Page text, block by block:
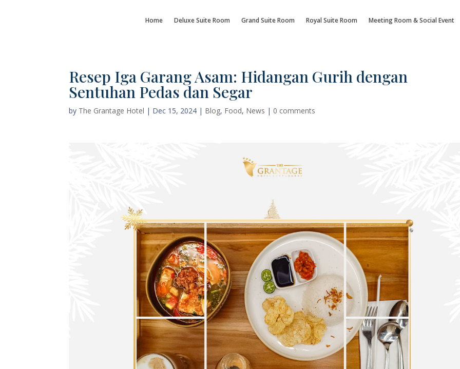
Home Deluxe Suite Room Grand Suite Room Royal Suite Room Meeting Room & Social Event
Resep Iga Garang Asam: Hidangan Gurih dengan
Sentuhan Pedas dan Segar
by The Grantage Hotel | Dec 15, 2024 | Blog, Food, News | 0 comments